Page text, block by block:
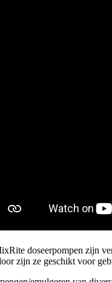
doseerpompen zijn
zijn ze geschikt voor